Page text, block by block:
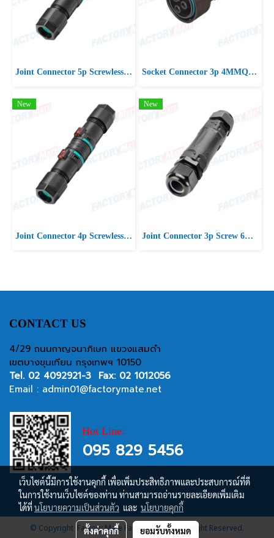
Joint Connector 5p Screwless D7-13 IP66/IP68 Socket Connector 3p 4MMQ D10-16.5 IP66/IP68 UP
New
Joint Connector 4p Screwless D7-13 IP66/IP68
New
Joint Connector 3p Screw 6mm2 D15-21 IP66/IP68
CONTACT US
4/29 ถนนกาญจนาภิเษก แขวงแสมดำ
เขตบางขุนเทียน กรุงเทพฯ 10150
Tel. 02 4092921-3 Fax: 02 1012056
Email : admin01@factorymate.net
Hot Line:
095 829 5456
© Copyright Factory Mate Factory Supply, All Right Reserved.
เว็บไซต์นี้มีการใช้งานคุกกี้ เพื่อเพิ่มประสิทธิภาพและประสบการณ์ที่ดี
ในการใช้งานเว็บไซต์ของท่าน ท่านสามารถอ่านรายละเอียดเพิ่มเติม
ได้ที่นโยบายความเป็นส่วนตัว และ นโยบายคุกกี้
ตั้งค่าคุกกี้ ยอมรับทั้งหมด